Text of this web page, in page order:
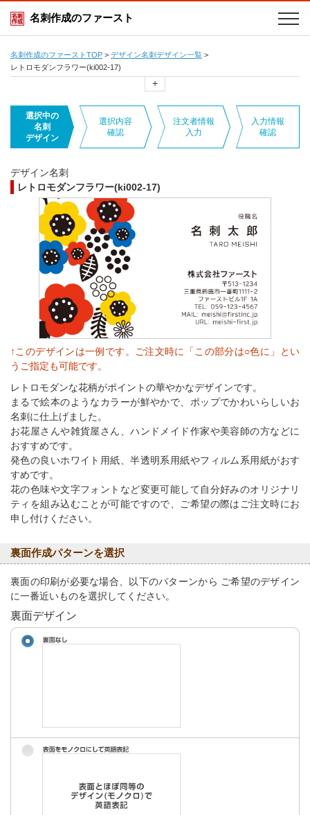
名刺作成のファースト
名刺作成のファーストTOP > デザイン名刺デザイン一覧 >
レトロモダンフラワー(ki002-17)
+
選択中の
名刺
デザイン
選択内容
確認
注文者情報
入力
入力情報
確認
デザイン名刺
レトロモダンフラワー(ki002-17)
↑このデザインは一例です。ご注文時に「この部分は○色に」とい
うご指定も可能です。
レトロモダンな花柄がポイントの華やかなデザインです。
まるで絵本のようなカラーが鮮やかで、ポップでかわいらしいお
名刺に仕上げました。
お花屋さんや雑貨屋さん、ハンドメイド作家や美容師の方などに
おすすめです。
発色の良いホワイト用紙、半透明系用紙やフィルム系用紙がおす
すめです。
花の色味や文字フォントなど変更可能して自分好みのオリジナリ
ティを組み込むことが可能ですので、ご希望の際はご注文時にお
申し付けください。
裏面作成パターンを選択
裏面の印刷が必要な場合、以下のパターンから ご希望のデザイン
に一番近いものを選択してください。
裏面デザイン